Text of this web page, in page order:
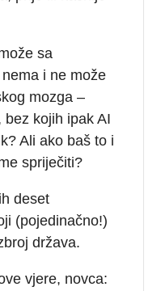
sa
i ne može
mozga –
kojih ipak AI
Ali ako baš to i
spriječiti?
deset
(pojedinačno!)
država.
vjere, novca: